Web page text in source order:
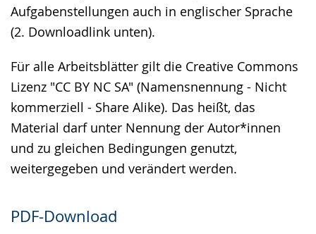
Aufgabenstellungen auch in englischer Sprache
(2. Downloadlink unten).
Für alle Arbeitsblätter gilt die Creative Commons
Lizenz "CC BY NC SA" (Namensnennung - Nicht
kommerziell - Share Alike). Das heißt, das
Material darf unter Nennung der Autor*innen
und zu gleichen Bedingungen genutzt,
weitergegeben und verändert werden.
PDF-Download